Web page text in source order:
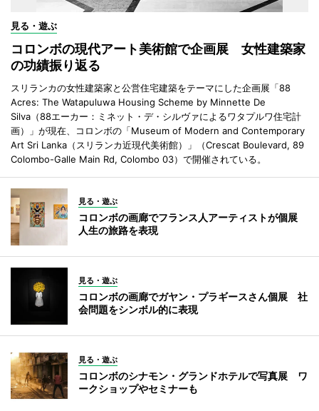
見る・遊ぶ
コロンボの現代アート美術館で企画展 女性建築家
の功績振り返る
スリランカの女性建築家と公営住宅建築をテーマにした企画展「88
Acres: The Watapuluwa Housing Scheme by Minnette De
Silva（88エーカー：ミネット・デ・シルヴァによるワタプルワ住宅計
画）」が現在、コロンボの「Museum of Modern and Contemporary
Art Sri Lanka（スリランカ近現代美術館）」（Crescat Boulevard, 89
Colombo-Galle Main Rd, Colombo 03）で開催されている。
見る・遊ぶ
コロンボの画廊でフランス人アーティストが個展
人生の旅路を表現
見る・遊ぶ
コロンボの画廊でガヤン・プラギースさん個展 社
会問題をシンボル的に表現
見る・遊ぶ
コロンボのシナモン・グランドホテルで写真展 ワ
ークショップやセミナーも